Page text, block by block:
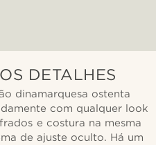
DETALHES
dinamarquesa ostenta
com qualquer look
e costura na mesma
de ajuste oculto. Há um